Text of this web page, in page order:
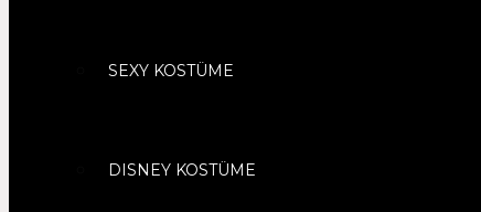
SEXY KOSTÜME
DISNEY KOSTÜME